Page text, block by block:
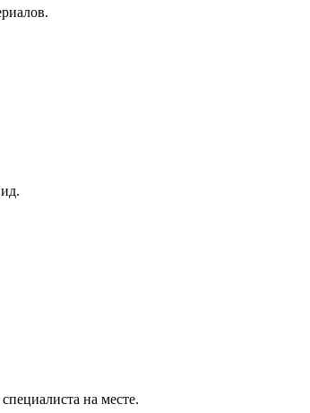
на месте.